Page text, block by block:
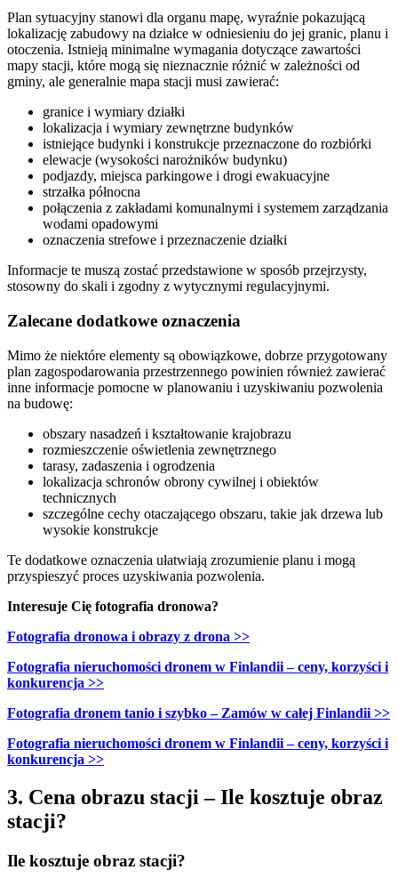
Plan sytuacyjny stanowi dla organu mapę, wyraźnie pokazującą
lokalizację zabudowy na działce w odniesieniu do jej granic, planu i
otoczenia. Istnieją minimalne wymagania dotyczące zawartości
mapy stacji, które mogą się nieznacznie różnić w zależności od
gminy, ale generalnie mapa stacji musi zawierać:
granice i wymiary działki
lokalizacja i wymiary zewnętrzne budynków
istniejące budynki i konstrukcje przeznaczone do rozbiórki
elewacje (wysokości narożników budynku)
podjazdy, miejsca parkingowe i drogi ewakuacyjne
strzałka północna
połączenia z zakładami komunalnymi i systemem zarządzania
wodami opadowymi
oznaczenia strefowe i przeznaczenie działki
Informacje te muszą zostać przedstawione w sposób przejrzysty,
stosowny do skali i zgodny z wytycznymi regulacyjnymi.
Zalecane dodatkowe oznaczenia
Mimo że niektóre elementy są obowiązkowe, dobrze przygotowany
plan zagospodarowania przestrzennego powinien również zawierać
inne informacje pomocne w planowaniu i uzyskiwaniu pozwolenia
na budowę:
obszary nasadzeń i kształtowanie krajobrazu
rozmieszczenie oświetlenia zewnętrznego
tarasy, zadaszenia i ogrodzenia
lokalizacja schronów obrony cywilnej i obiektów
technicznych
szczególne cechy otaczającego obszaru, takie jak drzewa lub
wysokie konstrukcje
Te dodatkowe oznaczenia ułatwiają zrozumienie planu i mogą
przyspieszyć proces uzyskiwania pozwolenia.
Interesuje Cię fotografia dronowa?
Fotografia dronowa i obrazy z drona >>
Fotografia nieruchomości dronem w Finlandii – ceny, korzyści i
konkurencja >>
Fotografia dronem tanio i szybko – Zamów w całej Finlandii >>
Fotografia nieruchomości dronem w Finlandii – ceny, korzyści i
konkurencja >>
3. Cena obrazu stacji – Ile kosztuje obraz
stacji?
Ile kosztuje obraz stacji?